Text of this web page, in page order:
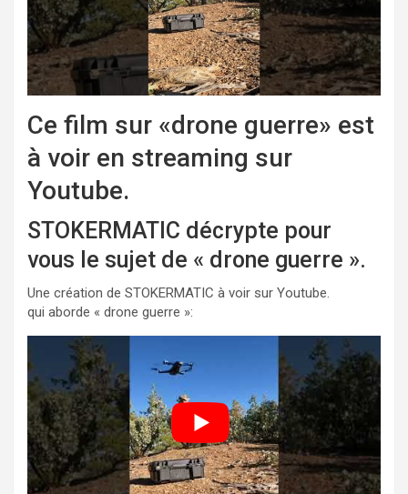
Ce film sur «drone guerre» est
à voir en streaming sur
Youtube.
STOKERMATIC décrypte pour
vous le sujet de « drone guerre ».
Une création de STOKERMATIC à voir sur Youtube.
qui aborde « drone guerre »: